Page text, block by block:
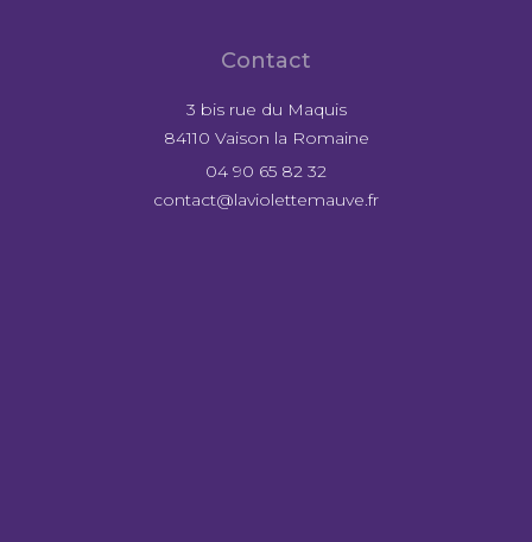
Contact
3 bis rue du Maquis
84110 Vaison la Romaine
04 90 65 82 32
contact@laviolettemauve.fr